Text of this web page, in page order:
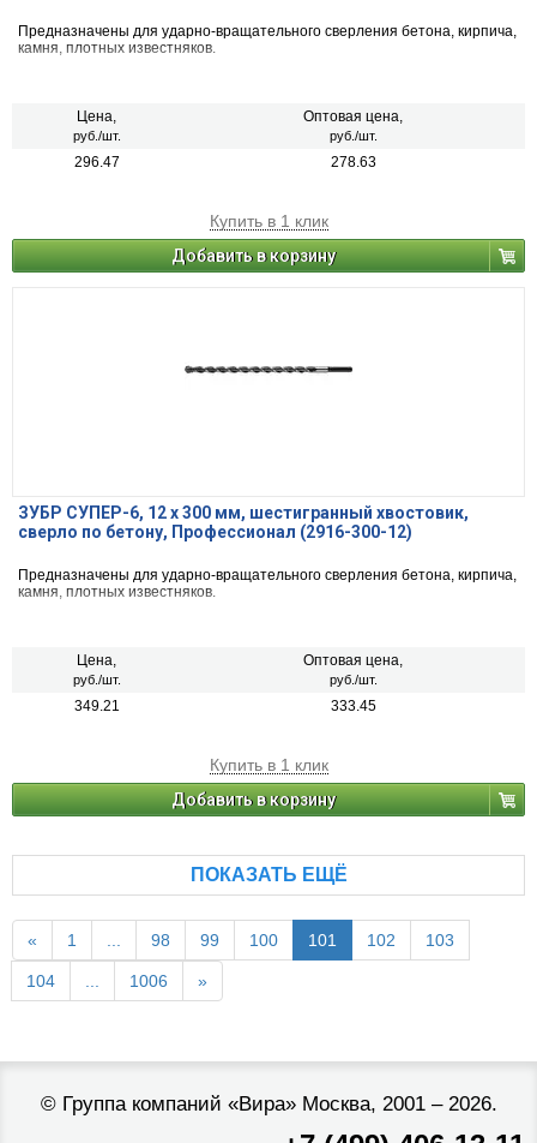
Предназначены для ударно-вращательного сверления бетона, кирпича,
камня, плотных известняков.
Цена,
руб./шт.
Оптовая цена,
руб./шт.
296.47 278.63
Купить в 1 клик
Добавить в корзину
ЗУБР СУПЕР-6, 12 x 300 мм, шестигранный хвостовик,
сверло по бетону, Профессионал (2916-300-12)
Предназначены для ударно-вращательного сверления бетона, кирпича,
камня, плотных известняков.
Цена,
руб./шт.
Оптовая цена,
руб./шт.
349.21 333.45
Купить в 1 клик
Добавить в корзину
ПОКАЗАТЬ ЕЩЁ
« 1 ... 98 99 100 101 102 103
104 ... 1006 »
© Группа компаний «Вира»Москва, 2001 – 2026.